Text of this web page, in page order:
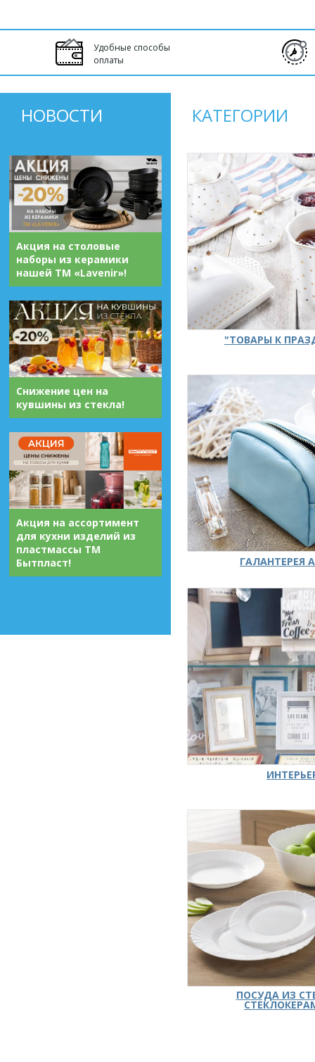
Удобные способы
оплаты
НОВОСТИ
Акция на столовые
наборы из керамики
нашей ТМ «Lavenir»!
Снижение цен на
кувшины из стекла!
Акция на ассортимент
для кухни изделий из
пластмассы ТМ
Бытпласт!
КАТЕГОРИИ
"ТОВАРЫ К
ГАЛАНТЕРЕЯ
ПОСУДА ИЗ